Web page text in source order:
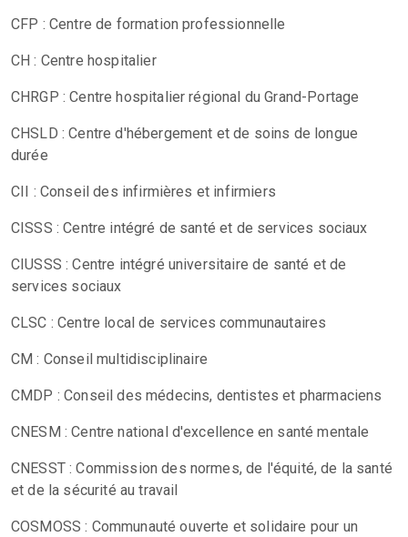
CFP : Centre de formation professionnelle
CH : Centre hospitalier
CHRGP : Centre hospitalier régional du Grand-Portage
CHSLD : Centre d'hébergement et de soins de longue
durée
CII : Conseil des infirmières et infirmiers
CISSS : Centre intégré de santé et de services sociaux
CIUSSS : Centre intégré universitaire de santé et de
services sociaux
CLSC : Centre local de services communautaires
CM : Conseil multidisciplinaire
CMDP : Conseil des médecins, dentistes et pharmaciens
CNESM : Centre national d'excellence en santé mentale
CNESST : Commission des normes, de l'équité, de la santé
et de la sécurité au travail
COSMOSS : Communauté ouverte et solidaire pour un